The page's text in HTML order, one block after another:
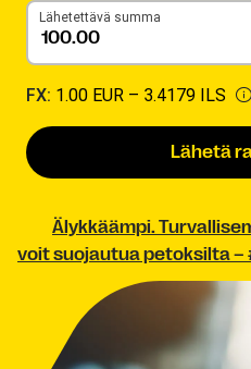
Lähetettävä summa
FX: 1.00 EUR – 3.4179 ILS
Lähetä
Älykkäämpi.
voit suojautua petoksilta –